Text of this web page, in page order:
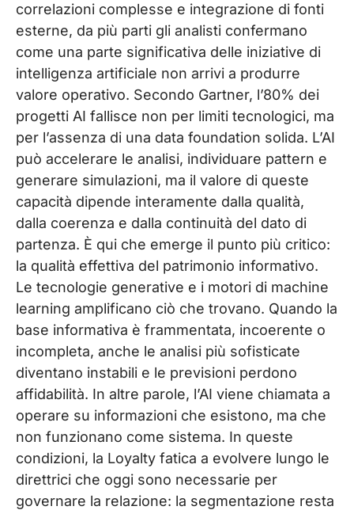
correlazioni complesse e integrazione di fonti
esterne, da più parti gli analisti confermano
come una parte significativa delle iniziative di
intelligenza artificiale non arrivi a produrre
valore operativo. Secondo Gartner, l’80% dei
progetti AI fallisce non per limiti tecnologici, ma
per l’assenza di una data foundation solida. L’AI
può accelerare le analisi, individuare pattern e
generare simulazioni, ma il valore di queste
capacità dipende interamente dalla qualità,
dalla coerenza e dalla continuità del dato di
partenza. È qui che emerge il punto più critico:
la qualità effettiva del patrimonio informativo.
Le tecnologie generative e i motori di machine
learning amplificano ciò che trovano. Quando la
base informativa è frammentata, incoerente o
incompleta, anche le analisi più sofisticate
diventano instabili e le previsioni perdono
affidabilità. In altre parole, l’AI viene chiamata a
operare su informazioni che esistono, ma che
non funzionano come sistema. In queste
condizioni, la Loyalty fatica a evolvere lungo le
direttrici che oggi sono necessarie per
governare la relazione: la segmentazione resta